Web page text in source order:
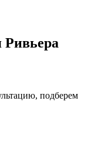
подберем